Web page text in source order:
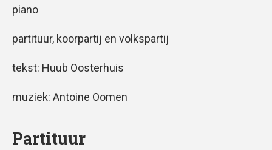
piano
partituur, koorpartij en volkspartij
tekst: Huub Oosterhuis
muziek: Antoine Oomen
Partituur